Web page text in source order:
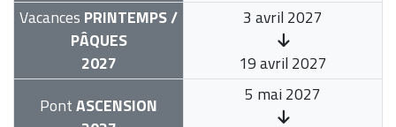
Vacances PRINTEMPS /
PÂQUES
2027
3 avril 2027
19 avril 2027
PontASCENSION
5 mai 2027